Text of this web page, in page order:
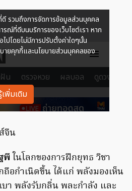
จีน
พี ในโลกของการฝึกยุทธ วิชา
กำเนิดขึ้น ได้แก่ พลังมองเห็น
า พลังรับกลิ่น พละกำลัง และ